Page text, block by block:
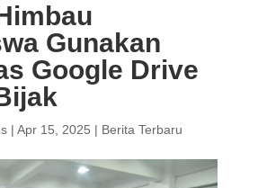
Gunakan
Google Drive
| Apr 15, 2025 | Berita Terbaru